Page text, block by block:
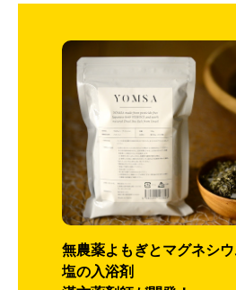
無農薬よもぎとマグネシ
塩の入浴剤